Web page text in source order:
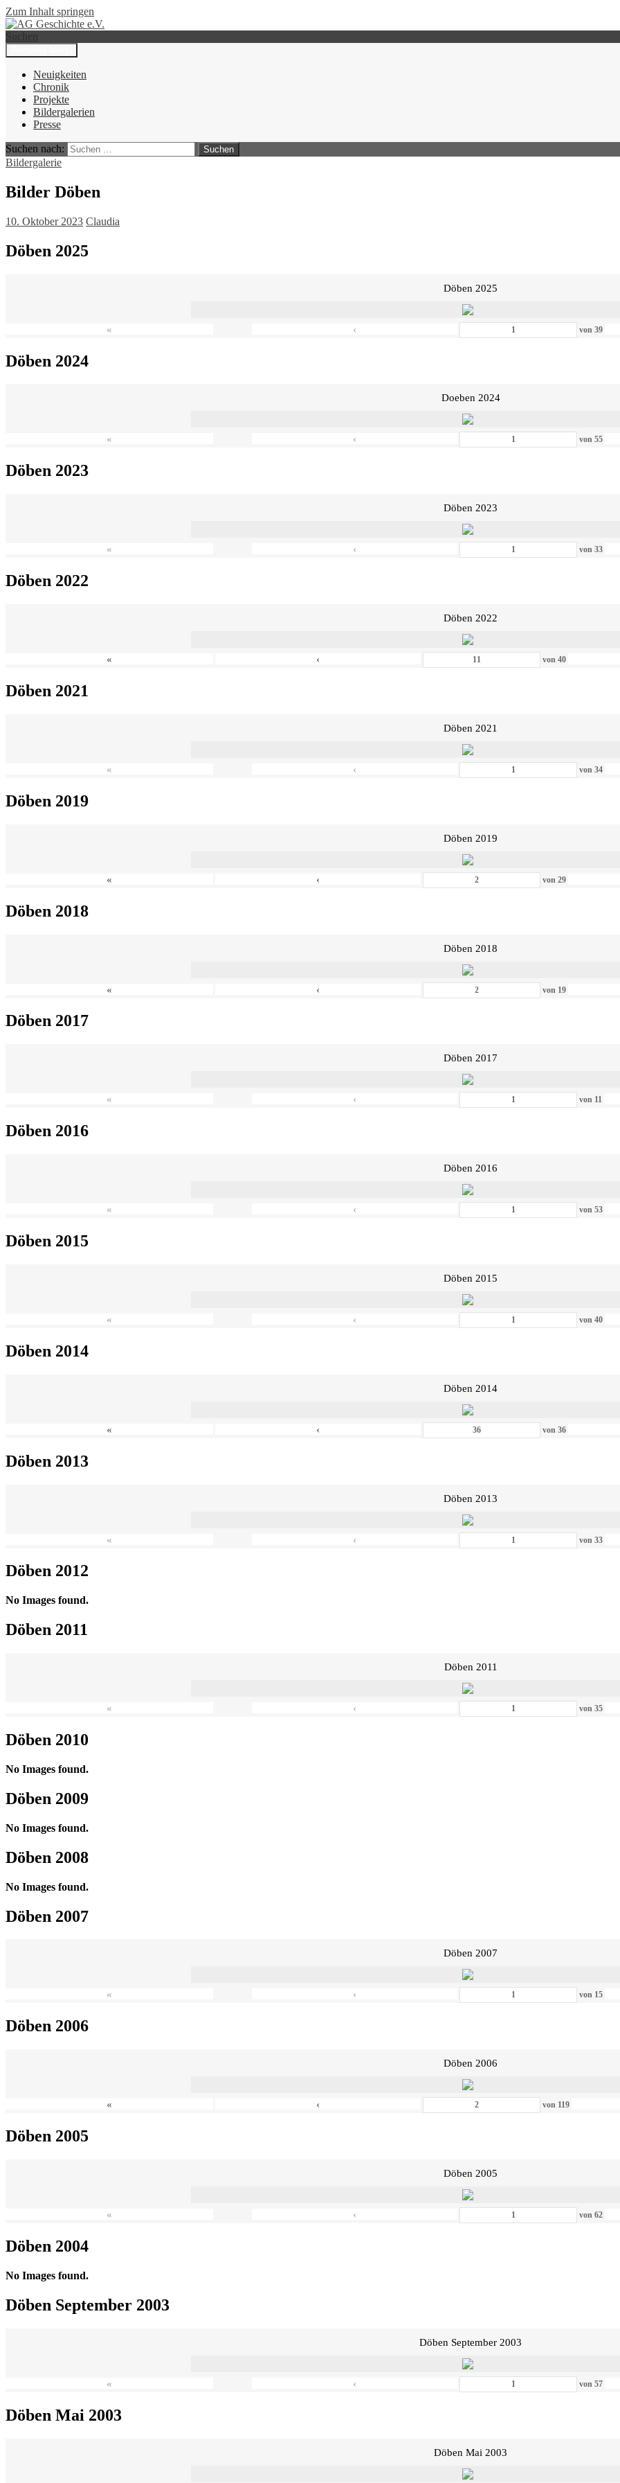
Zum Inhalt springen
AG Geschichte e.V.
Suchen
Neuigkeiten
Chronik
Projekte
Bildergalerien
Presse
Suchen nach:
Bildergalerie
Bilder Döben
10. Oktober 2023 Claudia
Döben 2025
Döben 2025
« ‹ von39
Döben 2024
Doeben 2024
« ‹ von55
Döben 2023
Döben 2023
« ‹ von33
Döben 2022
Döben 2022
« ‹ von40
Döben 2021
Döben 2021
« ‹ von34
Döben 2019
Döben 2019
« ‹ von29
Döben 2018
Döben 2018
« ‹ von 19
Döben 2017
Döben 2017
« ‹ von 11
Döben 2016
Döben 2016
« ‹ von53
Döben 2015
Döben 2015
« ‹ von40
Döben 2014
Döben 2014
« ‹ von36
Döben 2013
Döben 2013
« ‹ von33
Döben 2012
No Images found.
Döben 2011
Döben 2011
« ‹ von35
Döben 2010
No Images found.
Döben 2009
No Images found.
Döben 2008
No Images found.
Döben 2007
Döben 2007
« ‹ von 15
Döben 2006
Döben 2006
« ‹ von 119
Döben 2005
Döben 2005
« ‹ von62
Döben 2004
No Images found.
Döben September 2003
Döben September 2003
« ‹ von57
Döben Mai 2003
Döben Mai 2003